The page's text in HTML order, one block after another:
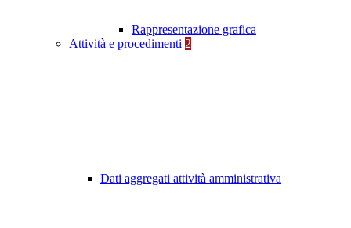
Rappresentazione grafica
Attività e procedimenti 2
Dati aggregati attività amministrativa